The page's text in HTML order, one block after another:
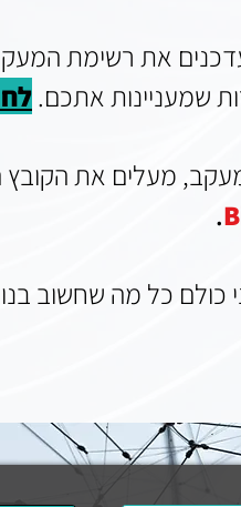
את רשימת
שמעניינות אתכם.
מעלים את
.
כולם כל מה שחשוב